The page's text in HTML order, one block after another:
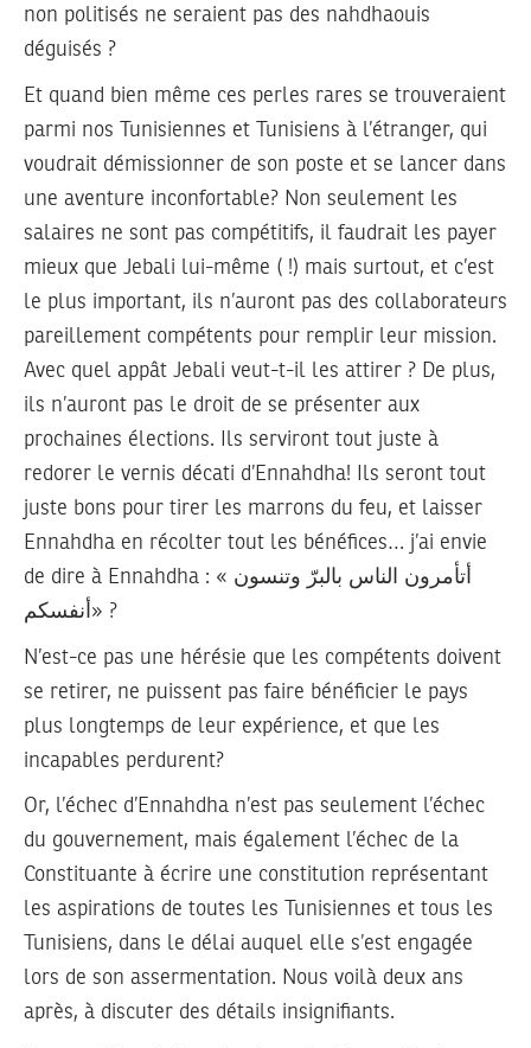
non politisés ne seraient pas des nahdhaouis
déguisés ?
Et quand bien même ces perles rares se trouveraient
parmi nos Tunisiennes et Tunisiens à l’étranger, qui
voudrait démissionner de son poste et se lancer dans
une aventure inconfortable? Non seulement les
salaires ne sont pas compétitifs, il faudrait les payer
mieux que Jebali lui-même ( !) mais surtout, et c’est
le plus important, ils n’auront pas des collaborateurs
pareillement compétents pour remplir leur mission.
Avec quel appât Jebali veut-t-il les attirer ? De plus,
ils n’auront pas le droit de se présenter aux
prochaines élections. Ils serviront tout juste à
redorer le vernis décati d’Ennahdha! Ils seront tout
juste bons pour tirer les marrons du feu, et laisser
Ennahdha en récolter tout les bénéfices… j’ai envie
de dire à Ennahdha : « أتأمرون الناس بالبرّ وتنسون
أنفسكم» ?
N’est-ce pas une hérésie que les compétents doivent
se retirer, ne puissent pas faire bénéficier le pays
plus longtemps de leur expérience, et que les
incapables perdurent?
Or, l’échec d’Ennahdha n’est pas seulement l’échec
du gouvernement, mais également l’échec de la
Constituante à écrire une constitution représentant
les aspirations de toutes les Tunisiennes et tous les
Tunisiens, dans le délai auquel elle s’est engagée
lors de son assermentation. Nous voilà deux ans
après, à discuter des détails insignifiants.